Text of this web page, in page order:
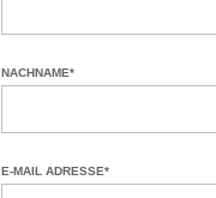
NACHNAME*
E-MAIL ADRESSE*